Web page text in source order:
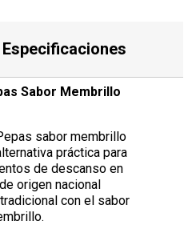
Especificaciones
Sabor Membrillo
sabor membrillo
práctica para
de descanso en
origen nacional
con el sabor